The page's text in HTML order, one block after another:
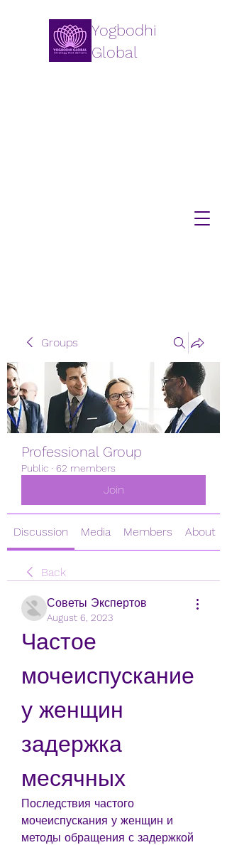
Yogbodhi
Global
Groups
Professional Group
Public · 62 members
Join
Discussion Media Members About
Back
Советы Экспертов
August 6, 2023
Частое
мочеиспускание
у женщин
задержка
месячных
Последствия частого
мочеиспускания у женщин и
методы обращения с задержкой